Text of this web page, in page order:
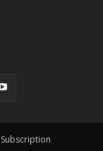
Subscription